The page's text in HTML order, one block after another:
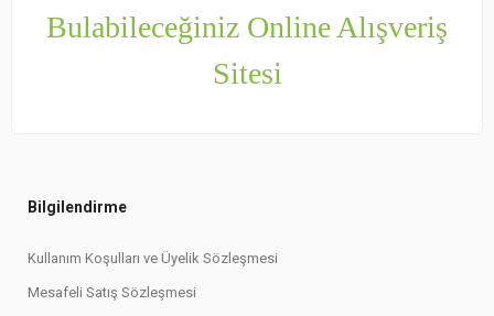
Bulabileceğiniz Online Alışveriş
Sitesi
Bilgilendirme
Kullanım Koşulları ve Üyelik Sözleşmesi
Mesafeli Satış Sözleşmesi